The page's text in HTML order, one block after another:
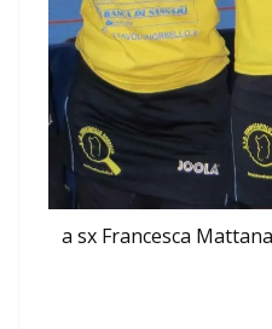
a sx Francesca